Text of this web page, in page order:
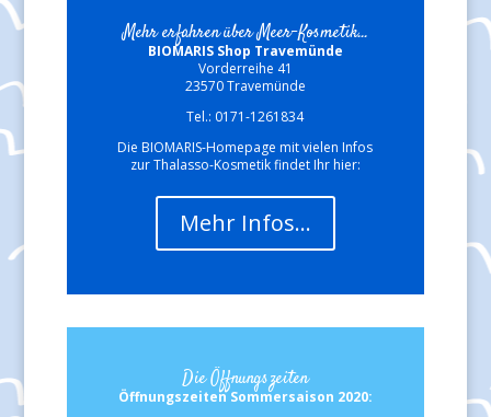
Mehr erfahren über Meer-Kosmetik...
BIOMARIS Shop Travemünde
Vorderreihe 41
23570 Travemünde
Tel.: 0171-1261834
Die BIOMARIS-Homepage mit vielen Infos
zur Thalasso-Kosmetik findet Ihr hier:
Mehr Infos…
Die Öffnungszeiten
Öffnungszeiten Sommersaison 2020: